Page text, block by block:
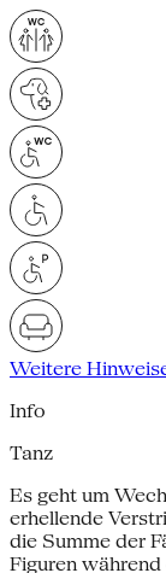
Weitere
Info
Tanz
Es geht um
erhellende
die Summe der
Figuren während